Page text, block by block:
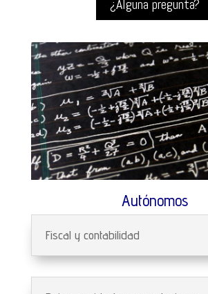
¿Alguna pregunta?
Autónomos
Fiscal y contabilidad